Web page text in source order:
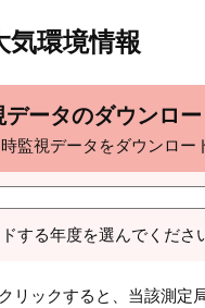
気環境情報
データのダウンロー
監視データをダウンロー
する年度を選んでくださ
リックすると、当該測定